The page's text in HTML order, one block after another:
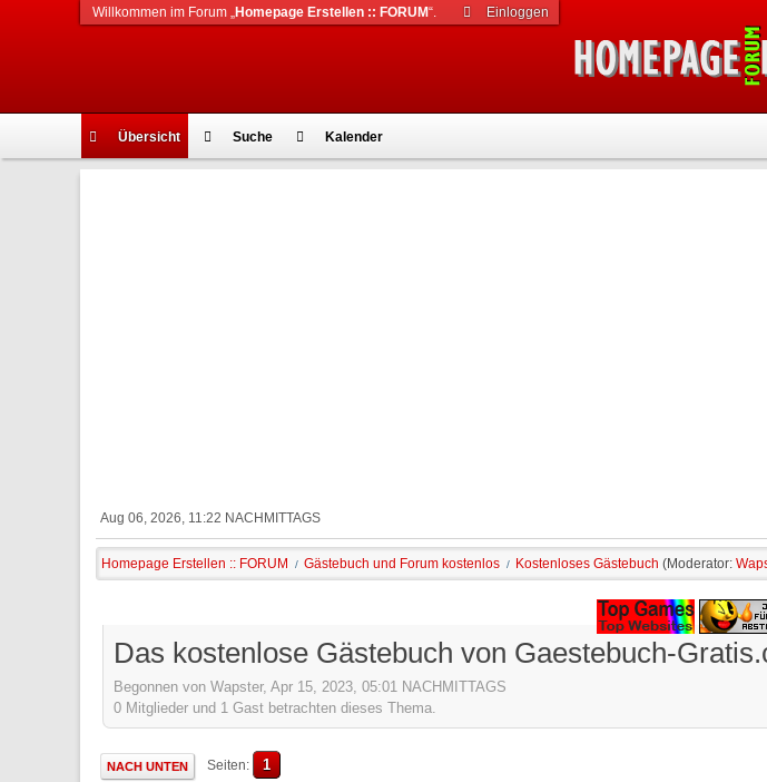
Übersicht Suche Kalender
Willkommen im Forum „Homepage Erstellen :: FORUM“. Einloggen
Aug 06, 2026, 11:22 NACHMITTAGS
Homepage Erstellen :: FORUM / Gästebuch und Forum kostenlos / Kostenloses Gästebuch (Moderator:
Das kostenlose Gästebuch von Gaestebuch-
Begonnen von Wapster, Apr 15, 2023, 05:01 NACHMITTAGS
0 Mitglieder und 1 Gast betrachten dieses Thema.
NACH UNTEN Seiten 1